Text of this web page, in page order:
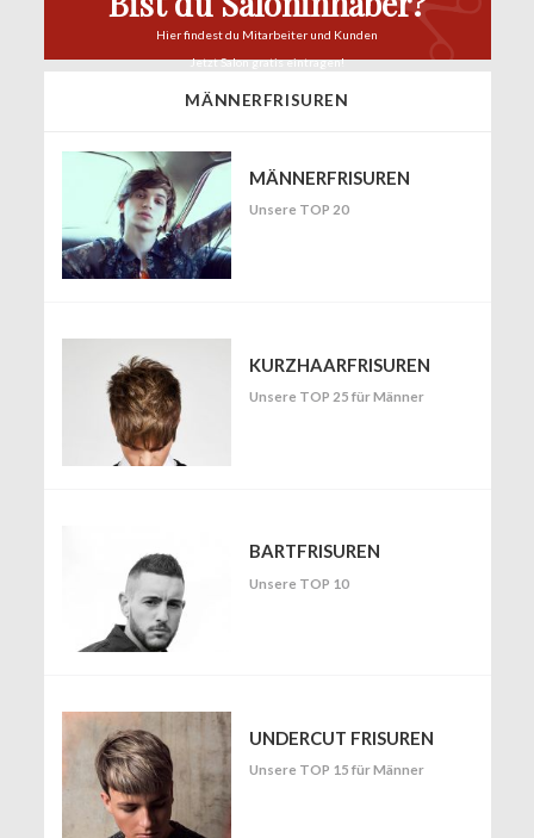
Hier findest du Mitarbeiter und Kunden
Jetzt Salongratis eintragen!
MÄNNERFRISUREN
MÄNNERFRISUREN
Unsere TOP 20
KURZHAARFRISUREN
Unsere TOP 25 für Männer
BARTFRISUREN
Unsere TOP 10
UNDERCUT FRISUREN
Unsere TOP 15 für Männer